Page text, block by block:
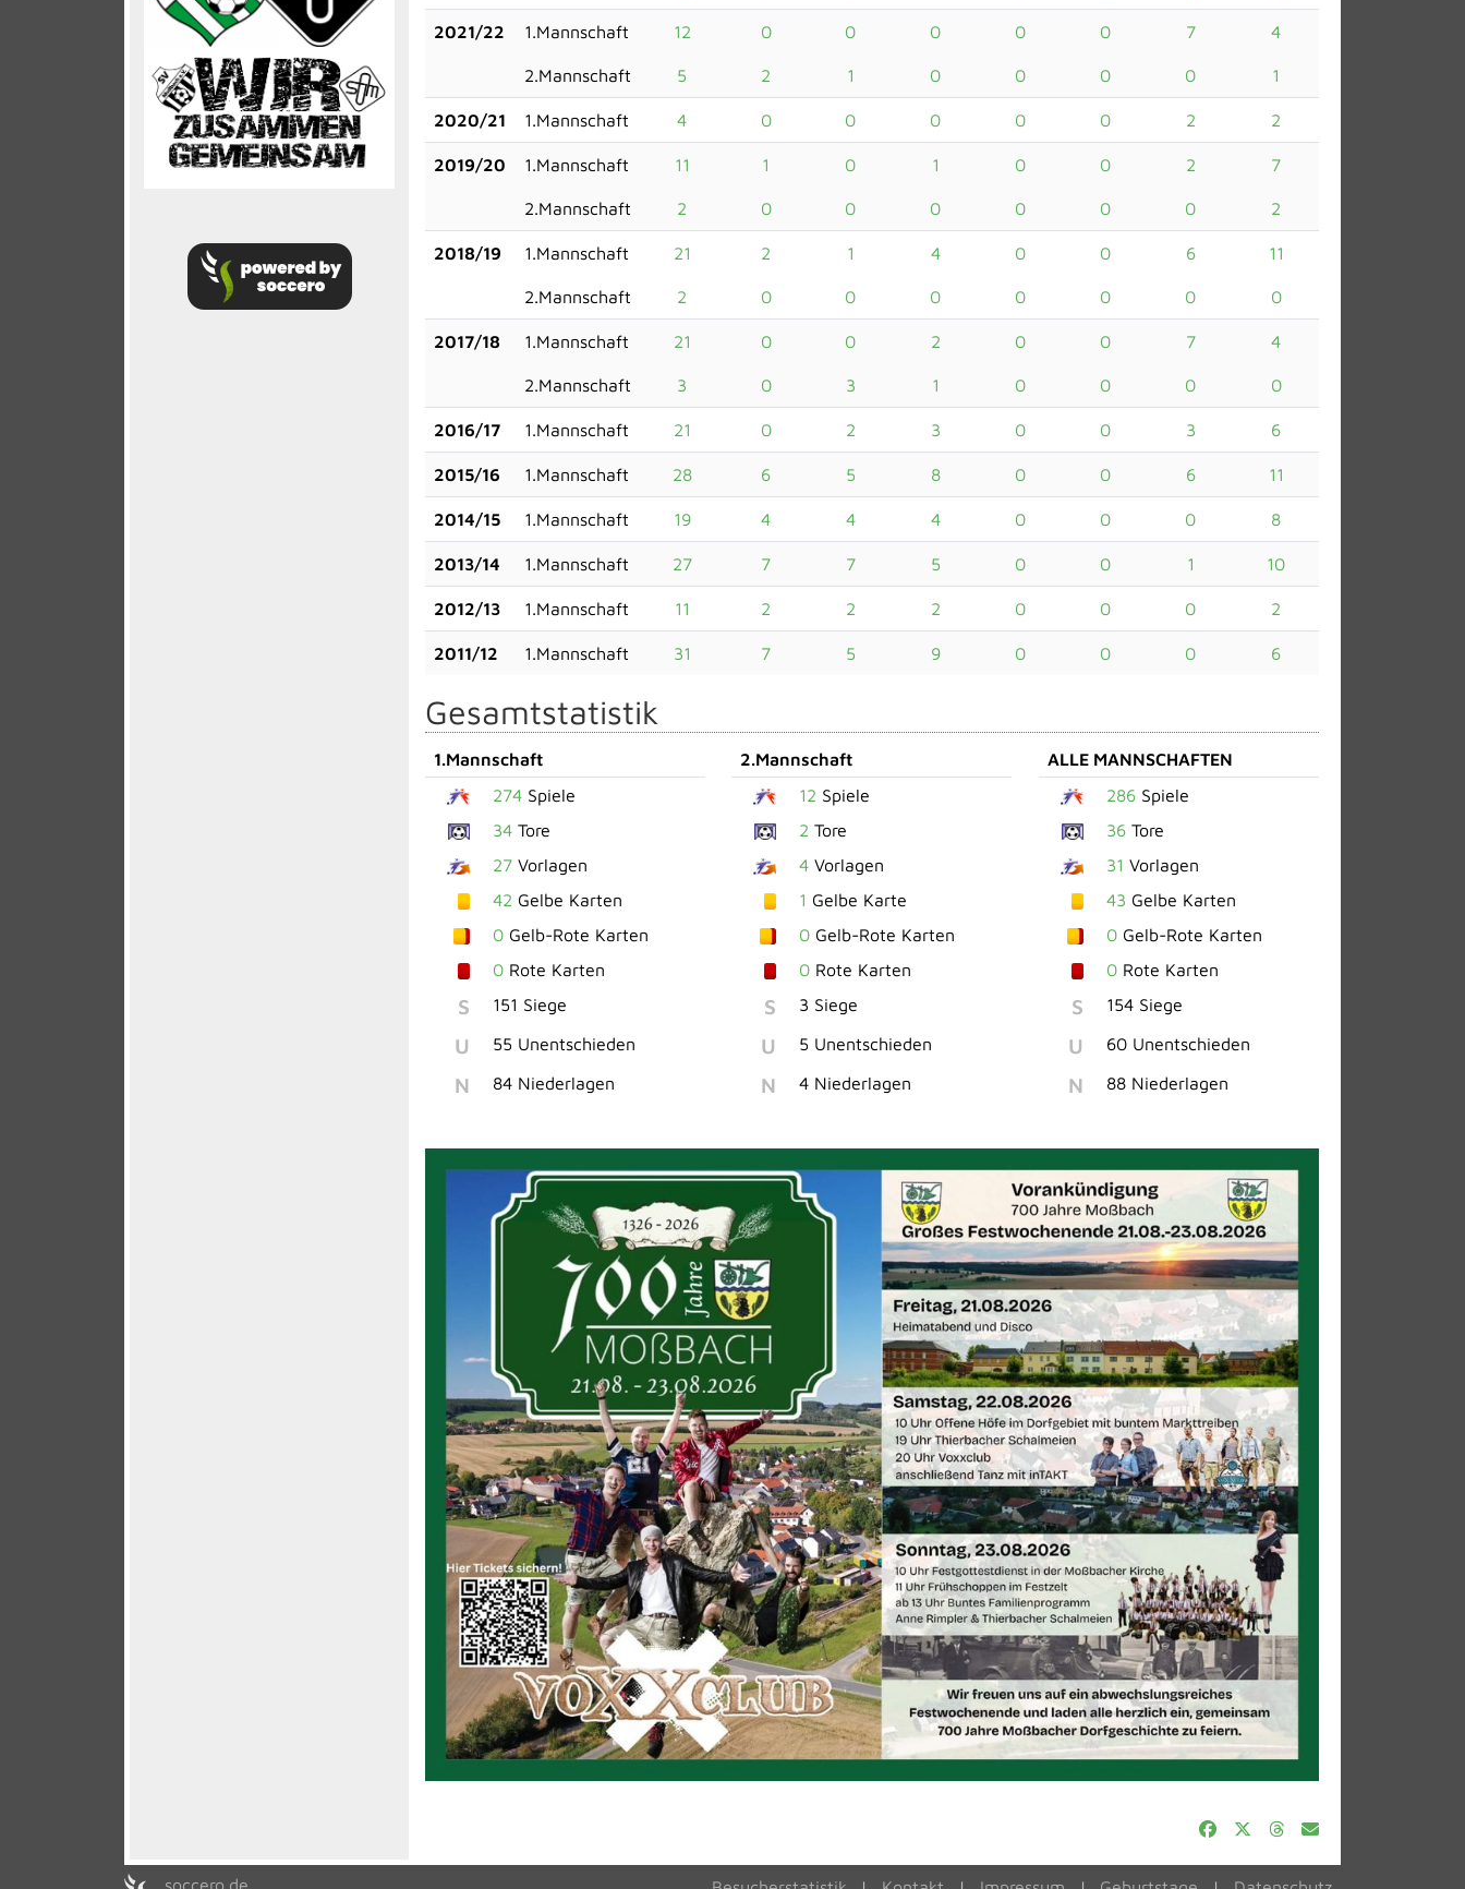
2021/22 1.Mannschaft 12 0 0 0 0 0 7 4
2.Mannschaft 5 2 1 0 0 0 0 1
2020/21 1.Mannschaft 4 0 0 0 0 0 2 2
2019/20 1.Mannschaft 11 1 0 1 0 0 2 7
2.Mannschaft 2 0 0 0 0 0 0 2
2018/19 1.Mannschaft 21 2 1 4 0 0 6 11
2.Mannschaft 2 0 0 0 0 0 0 0
2017/18 1.Mannschaft 21 0 0 2 0 0 7 4
2.Mannschaft 3 0 3 1 0 0 0 0
2016/17 1.Mannschaft 21 0 2 3 0 0 3 6
2015/16 1.Mannschaft 28 6 5 8 0 0 6 11
2014/15 1.Mannschaft 19 4 4 4 0 0 0 8
2013/14 1.Mannschaft 27 7 7 5 0 0 1 10
2012/13 1.Mannschaft 11 2 2 2 0 0 0 2
2011/12 1.Mannschaft 31 7 5 9 0 0 0 6
Gesamtstatistik
1.Mannschaft
274 Spiele
34 Tore
27 Vorlagen
42 Gelbe Karten
0 Gelb-Rote Karten
0 Rote Karten
S 151 Siege
U 55 Unentschieden
N 84 Niederlagen
2.Mannschaft
12 Spiele
2 Tore
4 Vorlagen
1 Gelbe Karte
0 Gelb-Rote Karten
0 Rote Karten
S 3 Siege
U 5 Unentschieden
N 4 Niederlagen
ALLE MANNSCHAFTEN
286Spiele
36Tore
31 Vorlagen
43 Gelbe Karten
0Gelb-Rote Karten
0Rote Karten
S 154 Siege
U 60 Unentschieden
N 88 Niederlagen
soccero.de